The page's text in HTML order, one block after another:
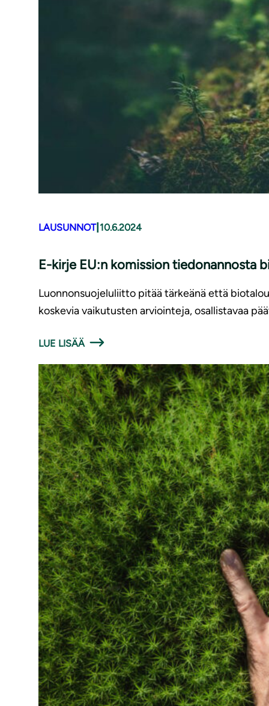
LAUSUNNOT| 10.6.2024
E-kirje EU:n komission tiedonannosta
Luonnonsuojeluliitto pitää tärkeänä että
koskevia vaikutusten arviointeja, osallistavaa
LUE LISÄÄ